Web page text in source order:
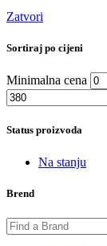
Zatvori
Sortiraj po cijeni
Minimalna cena
Status proizvoda
Na stanju
Brend